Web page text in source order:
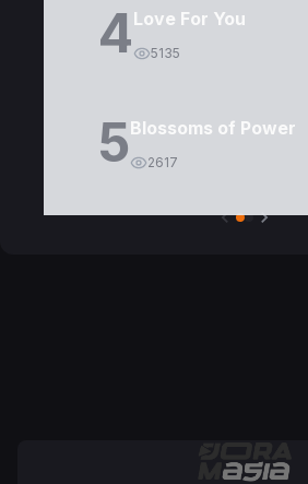
4Love For You
5135
5Blossoms of Power
2617